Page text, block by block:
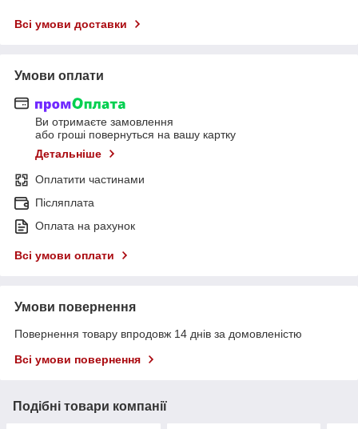
Всі умови доставки
Умови оплати
Ви отримаєте замовлення
або гроші повернуться на вашу картку
Детальніше
Оплатити частинами
Післяплата
Оплата на рахунок
Всі умови оплати
Умови повернення
Повернення товару впродовж 14 днів за домовленістю
Всі умови повернення
Подібні товари компанії